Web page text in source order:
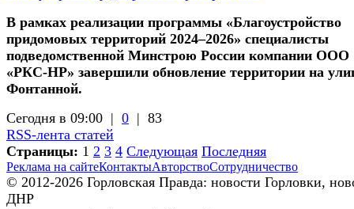
В рамках реализации программы «Благоустройство
придомовых территорий 2024–2026» специалисты
подведомственной Минстрою России компании ООО
«РКС-НР» завершили обновление территории на
Фонтанной.
Сегодня в 09:00 | 0 | 83
RSS-лента статей
Страницы: 1 2 3 4 Следующая Последняя
Реклама на сайтеКонтактыАвторствоСотрудничество
© 2012-2026 Горловская Правда: новости Горловки,
ДНР